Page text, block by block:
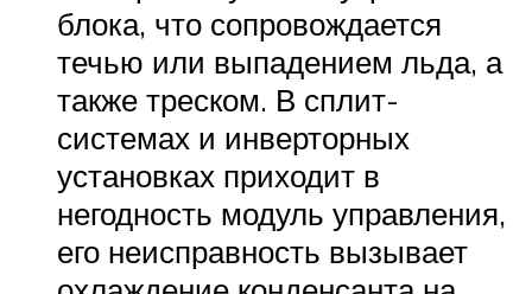
блока, что сопровождается
течью или выпадением льда, а
также треском. В сплит-
системах и инверторных
установках приходит в
негодность модуль управления,
его неисправность вызывает